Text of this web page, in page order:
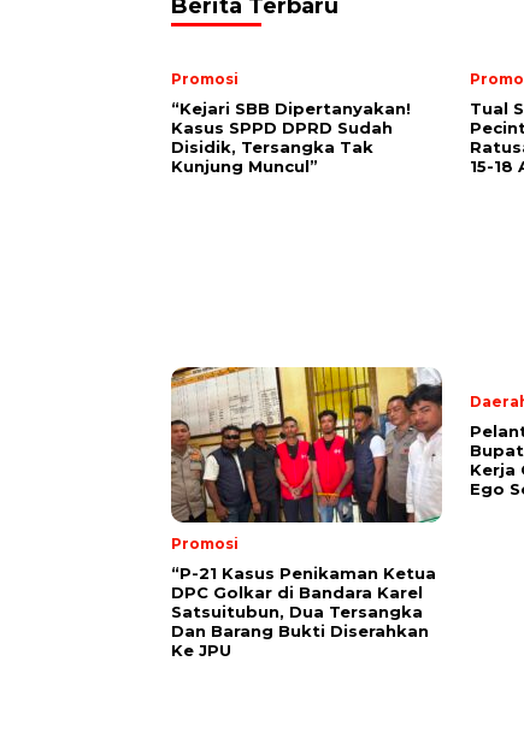
Berita Terbaru
Promosi
“Kejari SBB Dipertanyakan!
Kasus SPPD DPRD Sudah
Disidik, Tersangka Tak
Kunjung Muncul”
Tual
15-18
Promosi
“P-21 Kasus Penikaman Ketua
DPC Golkar di Bandara Karel
Satsuitubun, Dua Tersangka
Dan Barang Bukti Diserahkan
Ke JPU
Kerja
Ego